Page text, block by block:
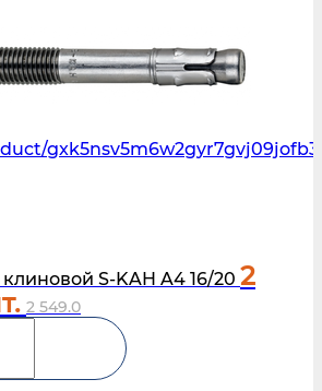
S‑KAH A4 16/20 2
2 549.0